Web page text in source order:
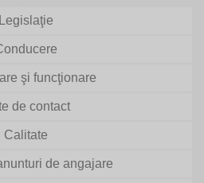
Legislaţie
şi funcţionare
de contact
Calitate
de angajare